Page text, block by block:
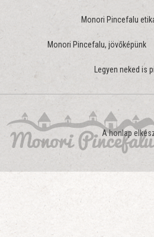
Monori Pincefalu
Monori Pincefalu, jövőképünk
Legyen neked is
A honlap